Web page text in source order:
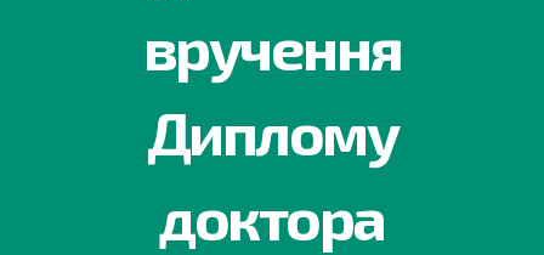
вручення
Диплому
доктора